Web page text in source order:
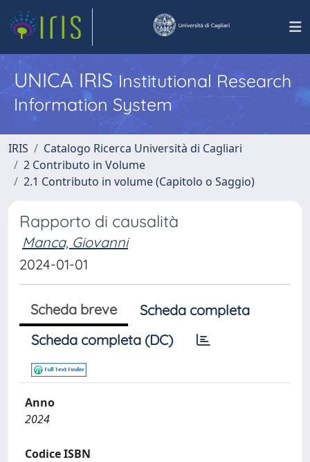
UNICA IRISInstitutional Research
Information System
IRIS
Catalogo Ricerca Università di Cagliari
2 Contributo in Volume
2.1 Contributo in volume (Capitolo o Saggio)
Rapporto di causalità
Manca, Giovanni
2024-01-01
Scheda breve
Scheda completa
Scheda completa (DC)
Anno
2024
Codice ISBN